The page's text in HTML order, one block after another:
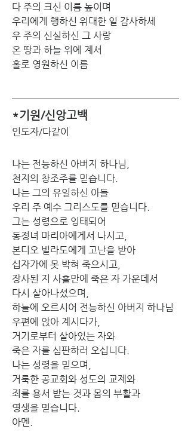
다 주의 크신 이름 높이며
우리에게 행하신 위대한 일 감사하세
우 주의 신실하신 그 사랑
온 땅과 하늘 위에 계셔
홀로 영원하신 이름
*기원/신앙고백
인도자/다같이
나는 전능하신 아버지 하나님,
천지의 창조주를 믿습니다.
나는 그의 유일하신 아들
우리 주 예수 그리스도를 믿습니다.
그는 성령으로 잉태되어
동정녀 마리아에게서 나시고,
본디오 빌라도에게 고난을 받아
십자가에 못 박혀 죽으시고,
장사된 지 사흘만에 죽은 자 가운데서
다시 살아나셨으며,
하늘에 오르시어 전능하신 아버지 하나님
우편에 앉아 계시다가,
거기로부터 살아있는 자와
죽은 자를 심판하러 오십니다.
나는 성령을 믿으며,
거룩한 공교회와 성도의 교제와
죄를 용서 받는 것과 몸의 부활과
영생을 믿습니다.
아멘.